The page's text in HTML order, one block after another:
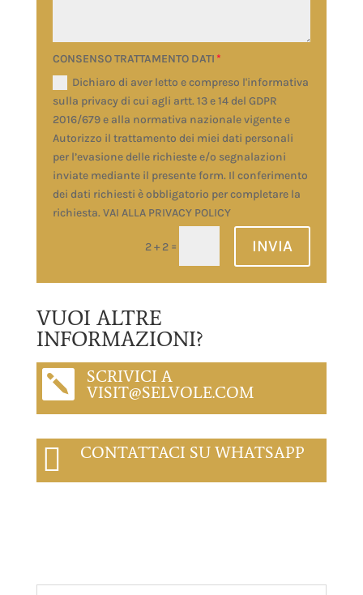
CONSENSO TRATTAMENTO DATI
Dichiaro di aver letto e compreso l'informativa
sulla privacy di cui agli artt. 13 e 14 del GDPR
2016/679 e alla normativa nazionale vigente e
Autorizzo il trattamento dei miei dati personali
per l’evasione delle richieste e/o segnalazioni
inviate mediante il presente form. Il conferimento
dei dati richiesti è obbligatorio per completare la
richiesta. VAI ALLA PRIVACY POLICY
2 + 2 = INVIA
VUOI ALTRE
INFORMAZIONI?

SCRIVICI A
VISIT@SELVOLE.COM
 CONTATTACI SU WHATSAPP